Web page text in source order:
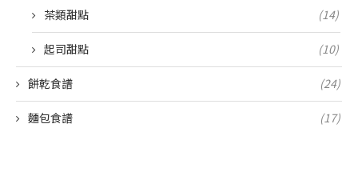
茶類甜點 (14)
起司甜點 (10)
餅乾食譜 (24)
麵包食譜 (17)